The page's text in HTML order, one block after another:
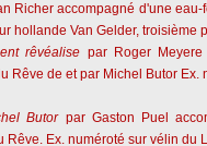
Richer accompagné d'une
hollande Van Gelder, troisième
rêvéalise par Roger
Rêve de et par Michel Butor Ex.
Butor par Gaston Puel
Rêve. Ex. numéroté sur vélin du